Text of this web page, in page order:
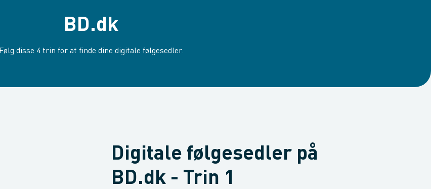
BD.dk
Følg disse 4 trin for at finde dine digitale følgesedler.
Digitale følgesedler på
BD.dk - Trin 1